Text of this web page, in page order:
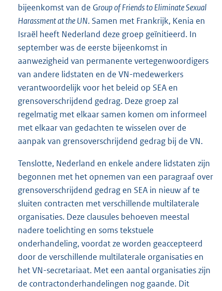
bijeenkomst van de Group of Friends to Eliminate Sexual
Harassment at the UN. Samen met Frankrijk, Kenia en
Israël heeft Nederland deze groep geïnitieerd. In
september was de eerste bijeenkomst in
aanwezigheid van permanente vertegenwoordigers
van andere lidstaten en de VN-medewerkers
verantwoordelijk voor het beleid op SEA en
grensoverschrijdend gedrag. Deze groep zal
regelmatig met elkaar samen komen om informeel
met elkaar van gedachten te wisselen over de
aanpak van grensoverschrijdend gedrag bij de VN.
Tenslotte, Nederland en enkele andere lidstaten zijn
begonnen met het opnemen van een paragraaf over
grensoverschrijdend gedrag en SEA in nieuw af te
sluiten contracten met verschillende multilaterale
organisaties. Deze clausules behoeven meestal
nadere toelichting en soms tekstuele
onderhandeling, voordat ze worden geaccepteerd
door de verschillende multilaterale organisaties en
het VN-secretariaat. Met een aantal organisaties zijn
de contractonderhandelingen nog gaande. Dit